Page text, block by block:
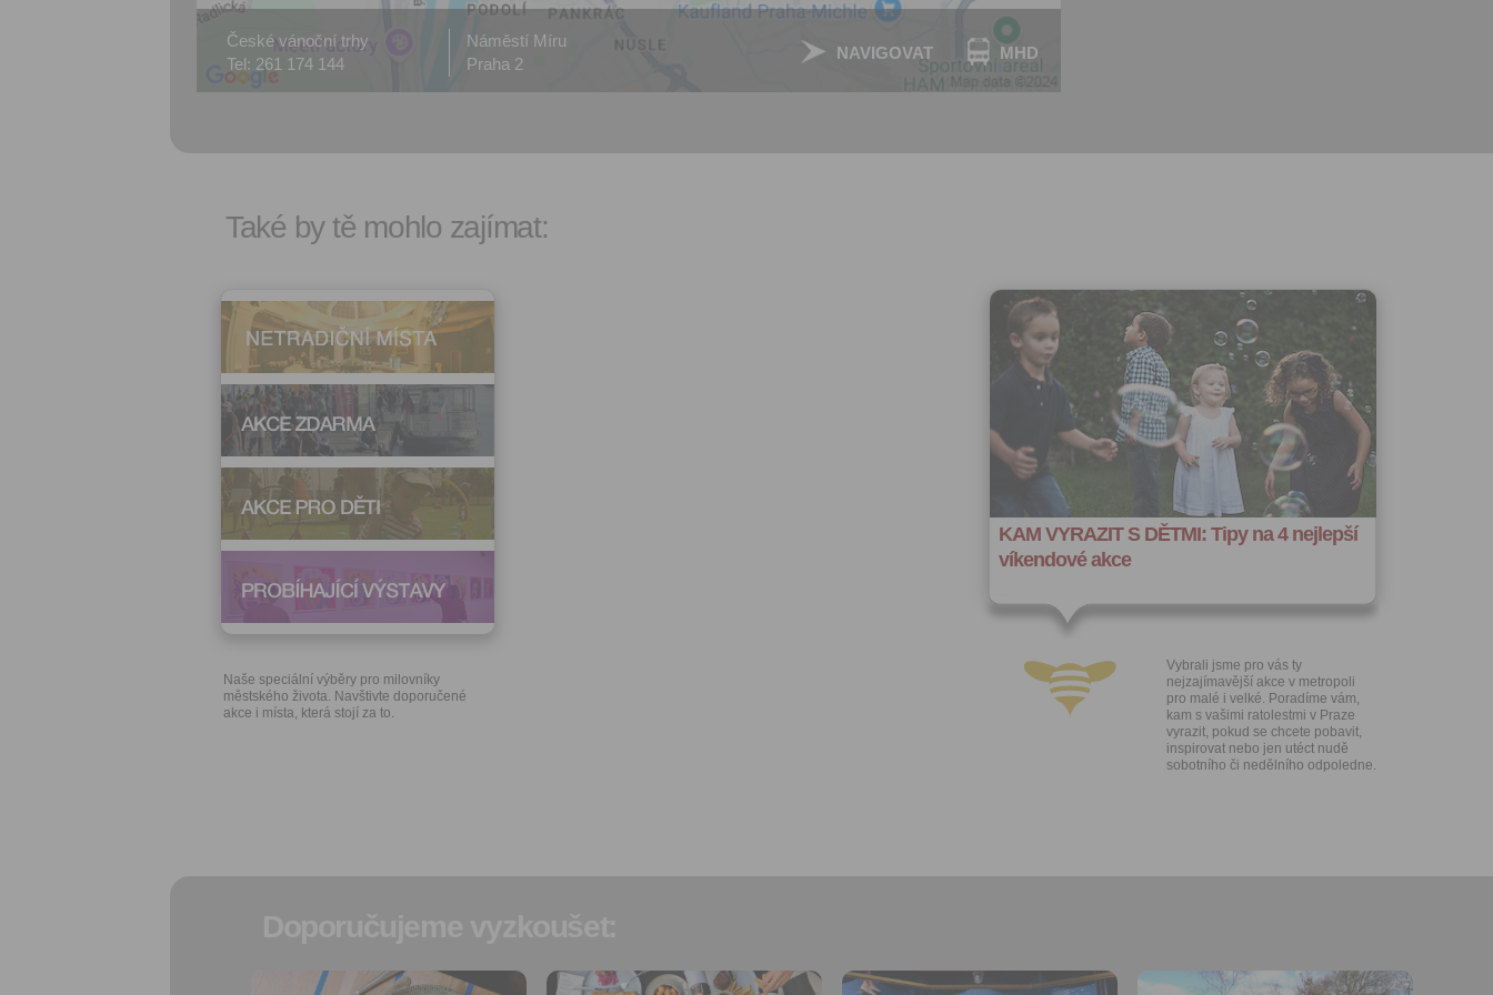
České vánoční trhy
Tel: 261 174 144
Náměstí Míru
Praha 2
NAVIGOVAT MHD
Také by tě mohlo zajímat:
Naše speciální výběry pro milovníky
městského života. Navštivte doporučené
akce i místa, která stojí za to.
KAM VYRAZIT S DĚTMI: Tipy na 4 nejlepší
víkendové akce
Vybrali jsme pro vás ty
nejzajímavější akce v metropoli
pro malé i velké. Poradíme vám,
kam s vašimi ratolestmi v Praze
vyrazit, pokud se chcete pobavit,
inspirovat nebo jen utéct nudě
sobotního či nedělního odpoledne.
nezbytného pro přihlášení uživatele na
webových stránkách a využití jejich
základních funkcí. Souhlas je udělen po
dobu existence uživatelského účtu až do
jeho odstranění, nebo do odvolání
redakčních a marketingových sdělení
Správcem, zejména marketingových
materiálů a pozvánek na akce v Praze.
Souhlas je udělen po dobu pěti let, nebo
zpracováním osobních údajů pro tento
Vyplněním a odesláním tohoto
formuláře potvrzujete, že jste starší 16
Vyplněním a odesláním tohoto
formuláře rovněž potvrzujete, že jste